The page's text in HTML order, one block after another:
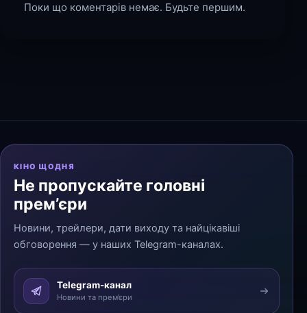
Поки що коментарів немає. Будьте першим.
КІНО ЩОДНЯ
Не пропускайте головні
прем’єри
Новини, трейлери, дати виходу та найцікавіші
обговорення — у наших Telegram-каналах.
Telegram-канал
Новини та прем’єри